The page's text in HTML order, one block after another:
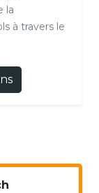
la
à travers le